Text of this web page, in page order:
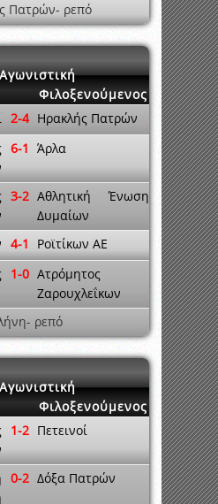
Πατρών- ρεπό
Φιλοξενούμενος
2-4 Ηρακλής Πατρών
6-1 Άρλα
3-2 Αθλητική Ένωση
Δυμαίων
4-1
Ροϊτίκων ΑΕ
1-0 Ατρόμητος
Ζαρουχλεΐκων
ρεπό
Φιλοξενούμενος
1-2 Πετεινοί
0-2 Δόξα Πατρών